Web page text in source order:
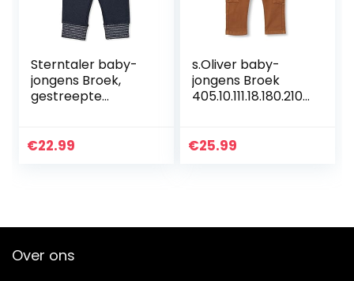
Sterntaler baby-
jongens Broek,
gestreepte
€22.99
s.Oliver baby-
jongens Broek
405.10.111.18.180.2107
€25.99
Over ons